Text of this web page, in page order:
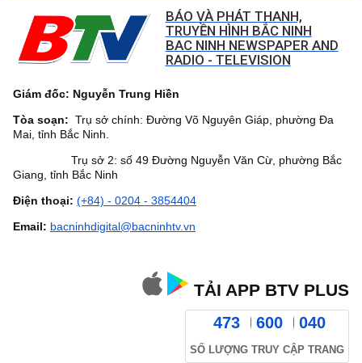
BÁO VÀ PHÁT THANH,
TRUYỀN HÌNH BẮC NINH
BAC NINH NEWSPAPER AND
RADIO - TELEVISION
Giám đốc: Nguyễn Trung Hiền
Tòa soạn: Trụ sở chính: Đường Võ Nguyên Giáp, phường Đa
Mai, tỉnh Bắc Ninh.
Trụ sở 2: số 49 Đường Nguyễn Văn Cừ, phường Bắc
Giang, tỉnh Bắc Ninh
Điện thoại: (+84) - 0204 - 3854404
Email: bacninhdigital@bacninhtv.vn
TẢI APP BTV PLUS
473 600 040
SỐ LƯỢNG TRUY CẬP TRANG